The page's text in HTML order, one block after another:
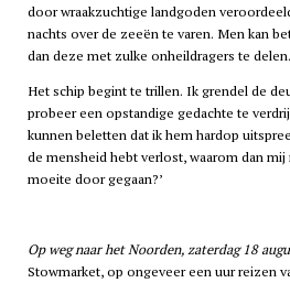
door wraakzuchtige landgoden
nachts over de zeeën te varen. Men kan
dan deze met zulke onheildragers te delen.
Het schip begint te trillen. Ik grendel de
probeer een opstandige gedachte te
kunnen beletten dat ik hem hardop
de mensheid hebt verlost, waarom dan
moeite door gegaan?’
Op weg naar het Noorden, zaterdag 18
Stowmarket, op ongeveer een uur reizen